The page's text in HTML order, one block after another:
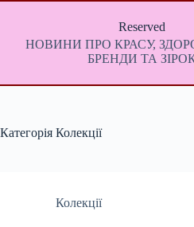
Перейти
Reserved
НОВИНИ ПРО КРАСУ,
БРЕНДИ ТА
Категорія Колекції
Колекції